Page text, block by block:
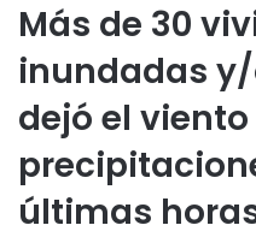
Más de 30
inundadas
dejó el
últimas